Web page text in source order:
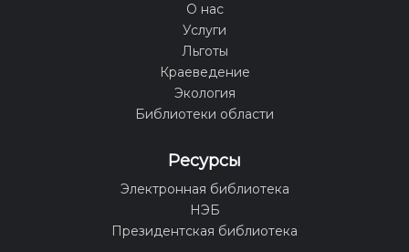
О нас
Услуги
Льготы
Краеведение
Экология
Библиотеки области
Ресурсы
Электронная библиотека
НЭБ
Президентская библиотека